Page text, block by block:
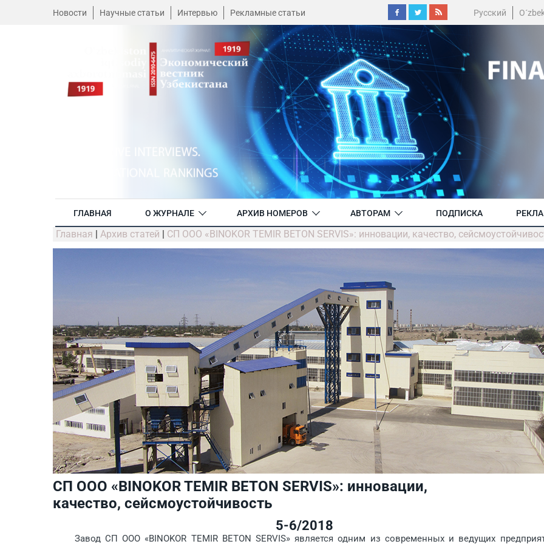
Новости Научные статьи Интервью Рекламные статьи Русский
ГЛАВНАЯ О ЖУРНАЛЕ АРХИВ НОМЕРОВ АВТОРАМ ПОДПИСКА
Главная | Архив статей | СП ООО «BINOKOR TEMIR BETON SERVIS»: инновации, качество,
СП ООО «BINOKOR TEMIR BETON SERVIS»: инновации,
качество, сейсмоустойчивость
5-6/2018
Завод СП ООО «BINOKOR TEMIR BETON SERVIS» является одним из современных и ведущих